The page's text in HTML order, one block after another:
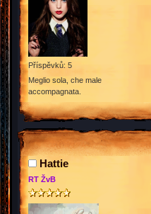
Příspěvků: 5
Meglio sola, che male
accompagnata.
Hattie
RT ŽvB